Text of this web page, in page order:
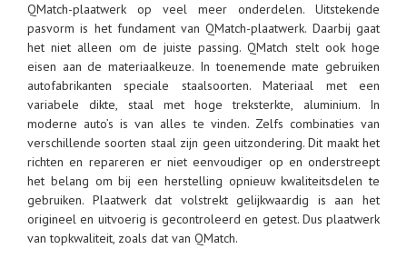
QMatch-plaatwerk op veel meer onderdelen. Uitstekende
pasvorm is het fundament van QMatch-plaatwerk. Daarbij gaat
het niet alleen om de juiste passing. QMatch stelt ook hoge
eisen aan de materiaalkeuze. In toenemende mate gebruiken
autofabrikanten speciale staalsoorten. Materiaal met een
variabele dikte, staal met hoge treksterkte, aluminium. In
moderne auto’s is van alles te vinden. Zelfs combinaties van
verschillende soorten staal zijn geen uitzondering. Dit maakt het
richten en repareren er niet eenvoudiger op en onderstreept
het belang om bij een herstelling opnieuw kwaliteitsdelen te
gebruiken. Plaatwerk dat volstrekt gelijkwaardig is aan het
origineel en uitvoerig is gecontroleerd en getest. Dus plaatwerk
van topkwaliteit, zoals dat van QMatch.